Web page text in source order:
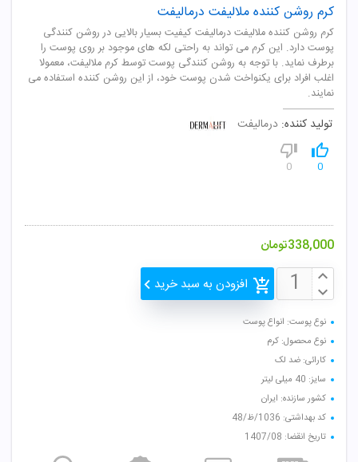
کرم روشن کننده ملالیفت درمالیفت
کرم روشن کننده ملالیفت درمالیفت کیفیت بسیار بالایی در روشن کنندگی
پوست دارد. این کرم می تواند به راحتی لکه های موجود بر روی پوست را
برطرف نماید. با توجه به روشن کنندگی پوست توسط کرم ملالیفت، معمولا
اغلب افراد برای یکنواخت شدن پوست خود، از این روشن کننده استفاده می
نمایند.
تولید کننده: درمالیفت
0
0
338,000تومان
افزودن به سبد خرید
نوع پوست: انواع پوست
نوع محصول: کرم
کارائی: ضد لک
سایز: 40 میلی لیتر
کشور سازنده: ایران
کد بهداشتی: 1036/ظ/48
تاریخ انقضا: 1407/08